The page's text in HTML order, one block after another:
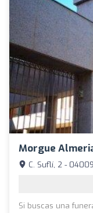
Morgue
C. Suflí, 2 -
Si buscas una